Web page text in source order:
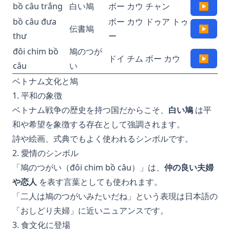
bồ câu trắng
白い鳩 ボー カウ チャン
▶
bồ câu đưa
thư
伝書鳩
ボー カウ ドゥア トゥ
ー
▶
đôi chim bồ
câu
鳩のつが
い
ドイ チム ボー カウ
▶
ベトナム文化と鳩
1. 平和の象徴
ベトナム戦争の歴史を持つ国だからこそ、 白い鳩 は平
和や希望を象徴する存在として強調されます。
詩や絵画、式典でもよく使われるシンボルです。
2. 愛情のシンボル
「鳩のつがい（đôi chim bồ câu）」は、 仲の良い夫婦
や恋人 を表す言葉としても使われます。
「二人は鳩のつがいみたいだね」という表現は日本語の
「おしどり夫婦」に近いニュアンスです。
3. 食文化に登場